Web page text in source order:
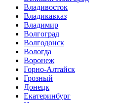
Владивосток
Владикавказ
Владимир
Волгоград
Волгодонск
Вологда
Воронеж
Горно-Алтайск
Грозный
Донецк
Екатеринбург